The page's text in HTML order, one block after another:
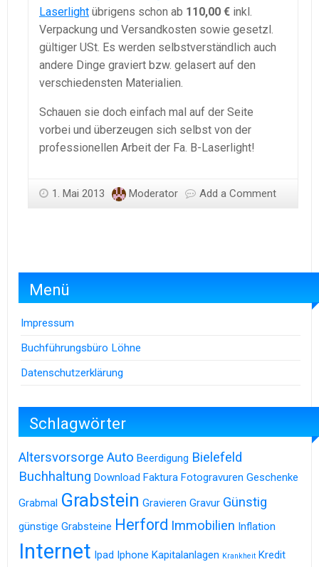
Laserlight übrigens schon ab 110,00 € inkl.
Verpackung und Versandkosten sowie gesetzl.
gültiger USt. Es werden selbstverständlich auch
andere Dinge graviert bzw. gelasert auf den
verschiedensten Materialien.
Schauen sie doch einfach mal auf der Seite
vorbei und überzeugen sich selbst von der
professionellen Arbeit der Fa. B-Laserlight!
1. Mai 2013 Moderator Add a Comment
Menü
Impressum
Buchführungsbüro Löhne
Datenschutzerklärung
Schlagwörter
Altersvorsorge Auto Beerdigung Bielefeld
Buchhaltung Download Faktura Fotogravuren Geschenke
Grabmal Grabstein Gravieren Gravur Günstig
günstige Grabsteine Herford Immobilien Inflation
Internet Ipad Iphone Kapitalanlagen Krankheit Kredit